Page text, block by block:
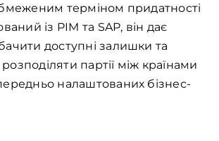
терміном придатності
із PIM та SAP, він дає
доступні залишки та
партії між країнами
налаштованих бізнес-